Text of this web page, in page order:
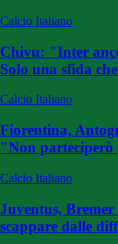
Calcio Italiano
Chivu: "Inter
Solo una sfida
Calcio Italiano
Fiorentina,
"Non
Calcio Italiano
Juventus,
scappare dalle